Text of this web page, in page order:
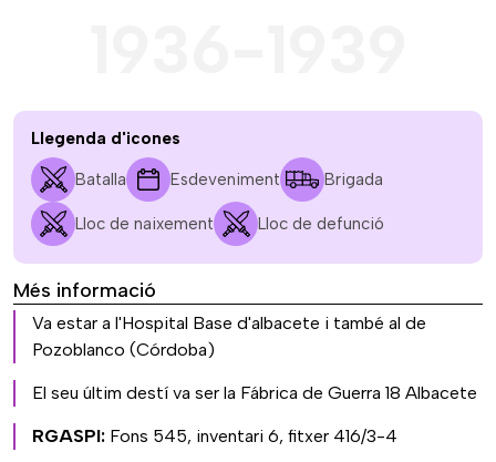
Llegenda d'icones
Batalla Esdeveniment Brigada
Lloc de naixement Lloc de defunció
Més informació
Va estar a l'Hospital Base d'albacete i també al de
Pozoblanco (Córdoba)
El seu últim destí va ser la Fábrica de Guerra 18 Albacete
RGASPI: Fons 545, inventari 6, fitxer 416/3-4